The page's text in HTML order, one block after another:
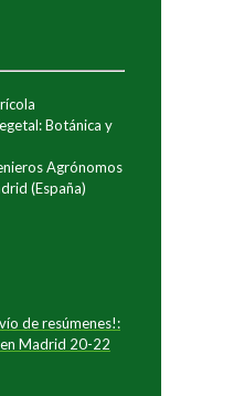
Botánica y
Agrónomos
(España)
de resúmenes!:
en Madrid 20-22